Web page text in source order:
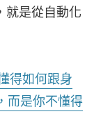
就是從自動化
得如何跟身
而是你不懂得